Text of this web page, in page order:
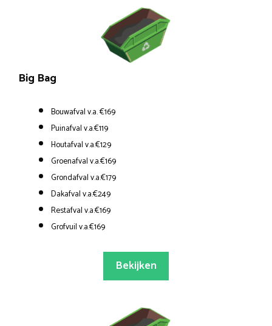
Big Bag
Bouwafval v.a. €169
Puinafval v.a.€119
Houtafval v.a.€129
Groenafval v.a.€169
Grondafval v.a.€179
Dakafval v.a.€249
Restafval v.a.€169
Grofvuil v.a.€169
Bekijken